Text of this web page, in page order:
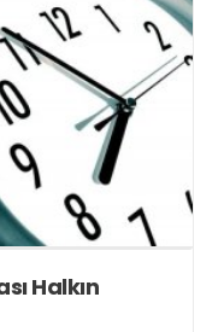
Halkın